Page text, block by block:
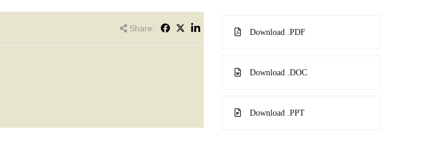
Share: Download .PDF
Download .DOC
Download .PPT